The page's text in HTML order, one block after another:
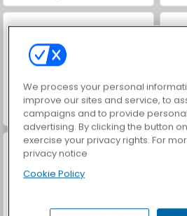
ASMR Makeover & Makeup Studio
We process your personal
improve our sites and service, to
campaigns and to provide
advertising. By clicking the button
exercise your privacy rights. For
privacy notice
Cookie Policy